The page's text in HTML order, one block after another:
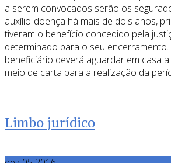
a serem convocados serão os
auxílio-doença há mais de dois anos,
tiveram o benefício concedido pela
determinado para o seu
beneficiário deverá aguardar em casa
meio de carta para a realização da
Limbo jurídico